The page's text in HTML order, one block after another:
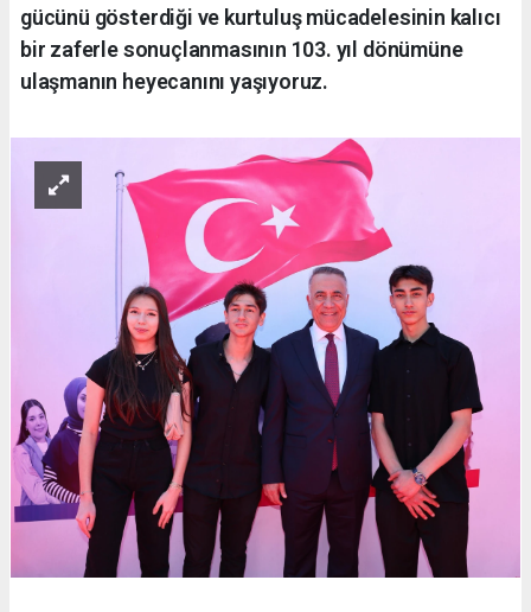
gücünü gösterdiği ve kurtuluş mücadelesinin kalıcı
bir zaferle sonuçlanmasının 103. yıl dönümüne
ulaşmanın heyecanını yaşıyoruz.